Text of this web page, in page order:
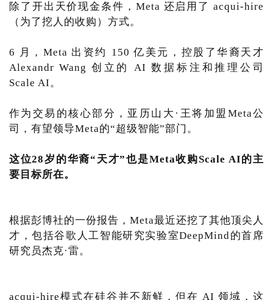
除了开出天价现金条件，Meta 还启用了 acqui‑hire
（为了挖人的收购）方式。
6 月，Meta 出资约 150 亿美元，控股了华裔天才
Alexandr Wang 创立的 AI 数据标注和推理公司
Scale AI。
作为交易的核心部分，亚历山大·王将加盟Meta公
司，有望领导Meta的“超级智能”部门。
这位28岁的华裔“天才”也是Meta收购Scale AI的主
要目标所在。
根据彭博社的一份报告，Meta最近还挖了其他顶尖人
才，包括谷歌人工智能研究实验室DeepMind的首席
研究员杰克·雷。
acqui-hire模式在硅谷并不新鲜，但在 AI 领域，这